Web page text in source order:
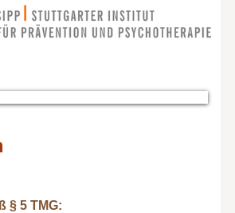
§ 5 TMG: